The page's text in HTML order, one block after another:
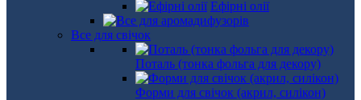
Ефірні олії
Все для свічок
Поталь (тонка фольга для декору)
Форми для свічок (акрил, силікон)